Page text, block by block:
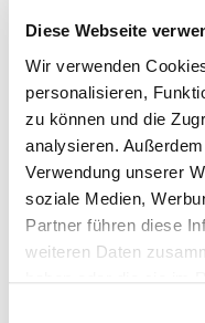
Diese Webseite
Wir verwenden
personalisieren,
zu können und die
analysieren.
Verwendung unserer
soziale Medien,
Partner führen diese
weiteren Daten
Inkl. MwSt. zzgl.
Mehr In den
Wunschliste